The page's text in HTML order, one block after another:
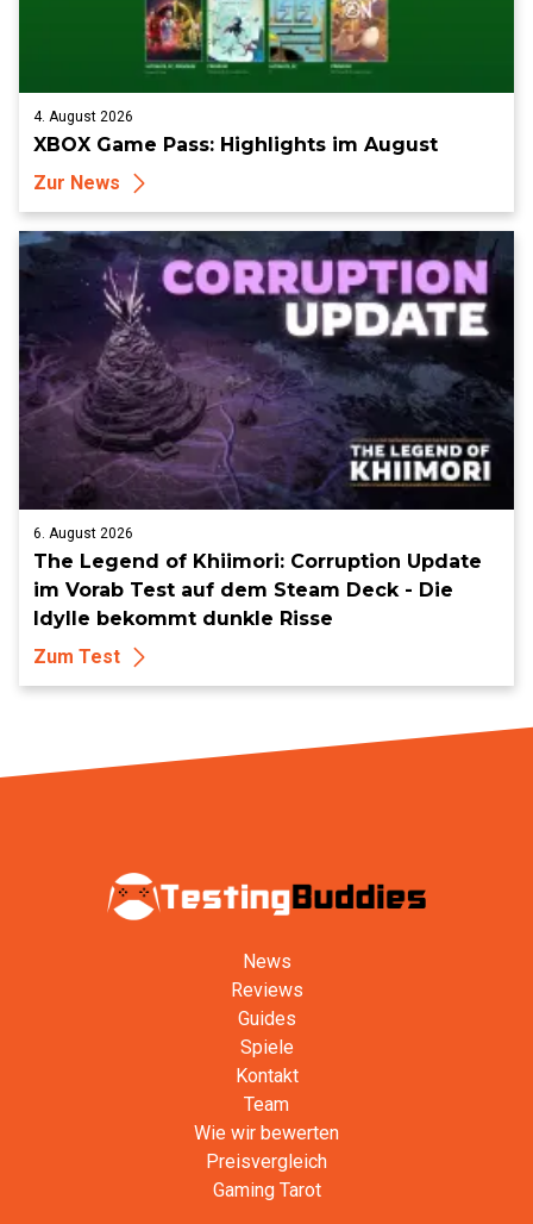
4. August 2026
XBOX Game Pass: Highlights im August
Zur News
6. August 2026
The Legend of Khiimori: Corruption Update
im Vorab Test auf dem Steam Deck - Die
Idylle bekommt dunkle Risse
Zum Test
News
Reviews
Guides
Spiele
Kontakt
Team
Wie wir bewerten
Preisvergleich
Gaming Tarot